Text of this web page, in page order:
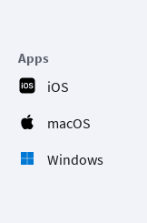
Apps
iOS
macOS
Windows